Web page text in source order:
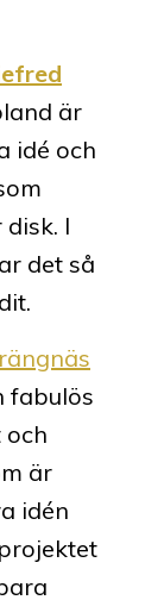
är
idé och
I
det så
fabulös
och
är
idén